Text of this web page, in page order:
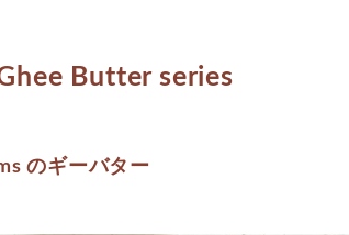
Butter series
のギーバター